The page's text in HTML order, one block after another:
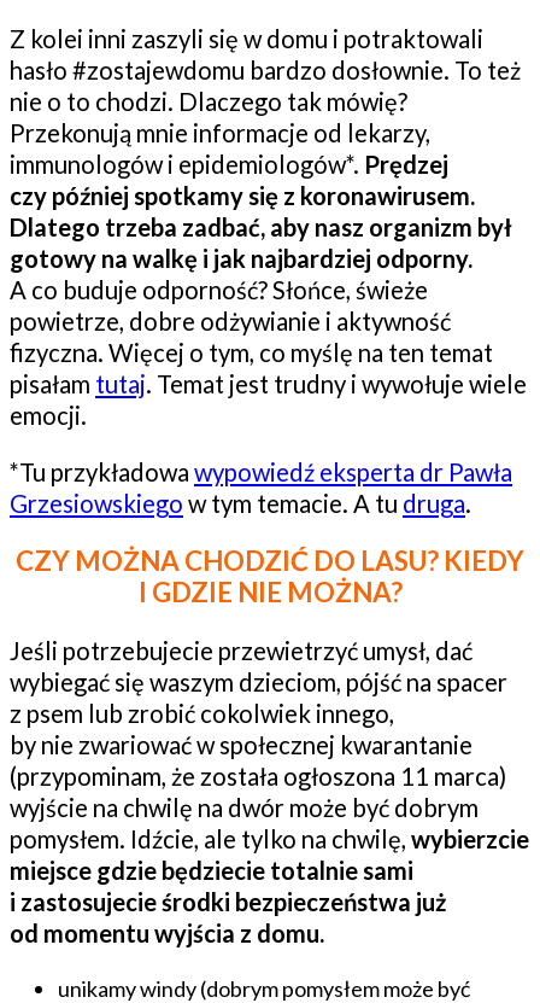
Z kolei inni zaszyli się w domu i potraktowali
hasło #zostajewdomu bardzo dosłownie. To też
nie o to chodzi. Dlaczego tak mówię?
Przekonują mnie informacje od lekarzy,
immunologów i epidemiologów*. Prędzej
czy później spotkamy się z koronawirusem.
Dlatego trzeba zadbać, aby nasz organizm był
gotowy na walkę i jak najbardziej odporny.
A co buduje odporność? Słońce, świeże
powietrze, dobre odżywianie i aktywność
fizyczna. Więcej o tym, co myślę na ten temat
pisałam tutaj. Temat jest trudny i wywołuje wiele
emocji.
*Tu przykładowa wypowiedź eksperta dr Pawła
Grzesiowskiego w tym temacie. A tu druga.
CZY MOŻNA CHODZIĆ DO LASU? KIEDY
I GDZIE NIE MOŻNA?
Jeśli potrzebujecie przewietrzyć umysł, dać
wybiegać się waszym dzieciom, pójść na spacer
z psem lub zrobić cokolwiek innego,
by nie zwariować w społecznej kwarantanie
(przypominam, że została ogłoszona 11 marca)
wyjście na chwilę na dwór może być dobrym
pomysłem. Idźcie, ale tylko na chwilę, wybierzcie
miejsce gdzie będziecie totalnie sami
i zastosujecie środki bezpieczeństwa już
od momentu wyjścia z domu.
unikamy windy (dobrym pomysłem może być